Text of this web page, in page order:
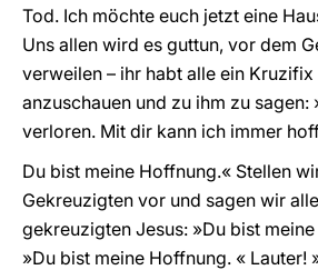
Tod. Ich möchte euch jetzt eine
Uns allen wird es guttun, vor dem
verweilen – ihr habt alle ein Kruzifix
anzuschauen und zu ihm zu sagen:
verloren. Mit dir kann ich immer
Du bist meine Hoffnung.« Stellen
Gekreuzigten vor und sagen wir
gekreuzigten Jesus: »Du bist
»Du bist meine Hoffnung. « Lauter!